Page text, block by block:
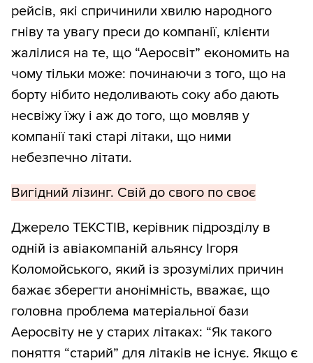
рейсів, які спричинили хвилю народного
гніву та увагу преси до компанії, клієнти
жалілися на те, що “Аеросвіт” економить на
чому тільки може: починаючи з того, що на
борту нібито недоливають соку або дають
несвіжу їжу і аж до того, що мовляв у
компанії такі старі літаки, що ними
небезпечно літати.
Вигідний лізинг. Свій до свого по своє
Джерело ТЕКСТІВ, керівник підрозділу в
одній із авіакомпаній альянсу Ігоря
Коломойського, який із зрозумілих причин
бажає зберегти анонімність, вважає, що
головна проблема матеріальної бази
Аеросвіту не у старих літаках: “Як такого
поняття “старий” для літаків не існує. Якщо є